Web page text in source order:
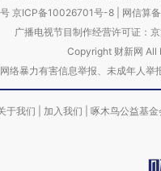
京ICP备10026701号-8 网信算
广播电视节目制作经营许可证：
Copyright 财新网 All
络暴力有害信息举报、未成年
于我们 加入我们 啄木鸟公益基金